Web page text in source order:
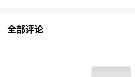
四是部分消费及周期方向。消
更多体现为部分细分行业景气
全部评论